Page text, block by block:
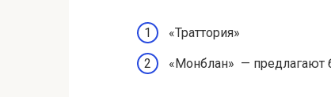
«Траттория»
«Монблан» — предлагают